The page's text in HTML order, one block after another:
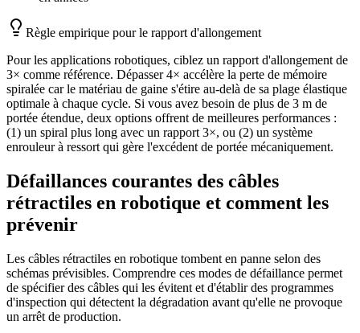
Règle empirique pour le rapport d'allongement
Pour les applications robotiques, ciblez un rapport d'allongement de
3× comme référence. Dépasser 4× accélère la perte de mémoire
spiralée car le matériau de gaine s'étire au-delà de sa plage élastique
optimale à chaque cycle. Si vous avez besoin de plus de 3 m de
portée étendue, deux options offrent de meilleures performances :
(1) un spiral plus long avec un rapport 3×, ou (2) un système
enrouleur à ressort qui gère l'excédent de portée mécaniquement.
Défaillances courantes des câbles
rétractiles en robotique et comment les
prévenir
Les câbles rétractiles en robotique tombent en panne selon des
schémas prévisibles. Comprendre ces modes de défaillance permet
de spécifier des câbles qui les évitent et d'établir des programmes
d'inspection qui détectent la dégradation avant qu'elle ne provoque
un arrêt de production.